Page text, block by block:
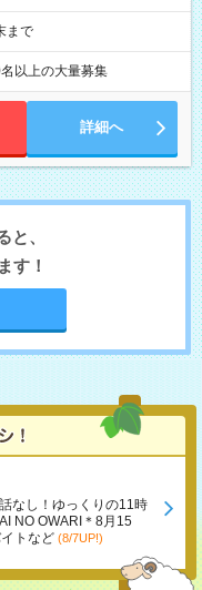
まで
以上の大量募集
詳細へ
と、
す！
なし！ゆっくりの11時
NO OWARI＊8月15
トなど (8/7UP!)